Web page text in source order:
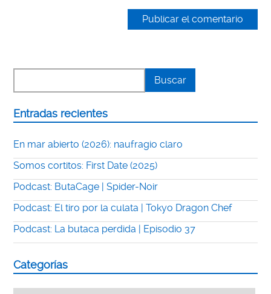
Entradas recientes
En mar abierto (2026): naufragio claro
Somos cortitos: First Date (2025)
Podcast: ButaCage | Spider-Noir
Podcast: El tiro por la culata | Tokyo Dragon Chef
Podcast: La butaca perdida | Episodio 37
Categorías